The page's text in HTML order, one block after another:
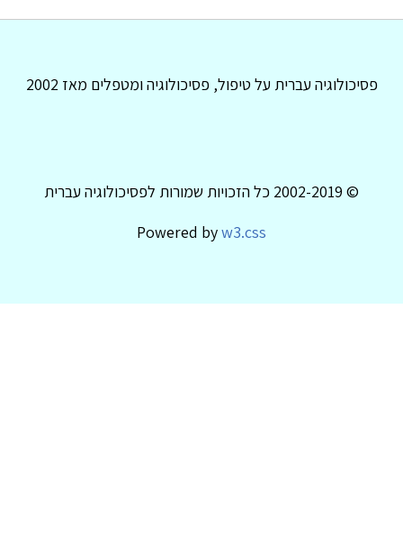
פסיכולוגיה עברית על טיפול, פסיכולוגיה ומטפלים מאז 2002
© 2002-2019 כל הזכויות שמורות לפסיכולוגיה עברית
Powered byw3.css